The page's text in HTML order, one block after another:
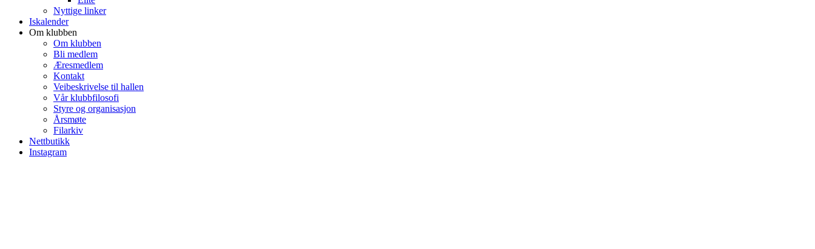
Nyttige linker
Iskalender
Om klubben
Om klubben
Bli medlem
Æresmedlem
Kontakt
Veibeskrivelse til hallen
Vår klubbfilosofi
Styre og organisasjon
Årsmøte
Filarkiv
Nettbutikk
Instagram